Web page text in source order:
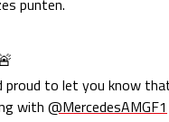
proud to let you know
with @MercedesAMGF1